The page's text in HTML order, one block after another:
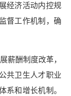
经济活动内控规
督工作机制，确
薪酬制度改革，
共卫生人才职业
系和增长机制。